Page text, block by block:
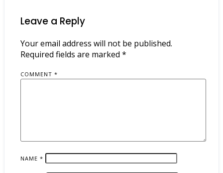
Leave a Reply
Your email address will not be published.
Required fields are marked *
COMMENT *
NAME *